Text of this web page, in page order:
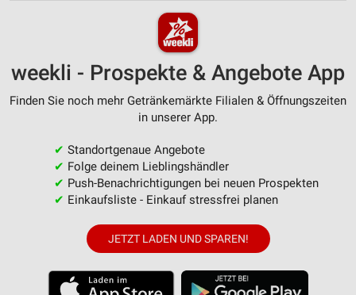
weekli - Prospekte & Angebote App
Finden Sie noch mehr Getränkemärkte Filialen & Öffnungszeiten
in unserer App.
✔ Standortgenaue Angebote
✔ Folge deinem Lieblingshändler
✔ Push-Benachrichtigungen bei neuen Prospekten
✔ Einkaufsliste - Einkauf stressfrei planen
JETZT LADEN UND SPAREN!